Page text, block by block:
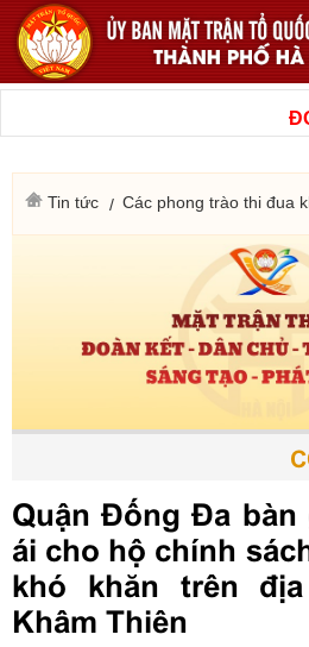
Tin tức Các phong trào thi đua
Quận Đống Đa bàn
ái cho hộ chính
khó khăn trên
Khâm Thiên